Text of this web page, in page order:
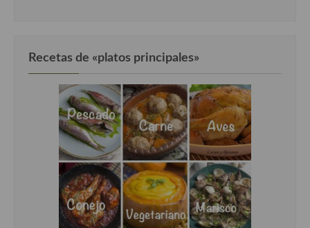
Recetas de «platos principales»